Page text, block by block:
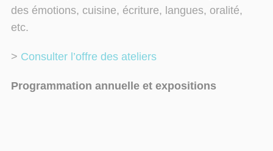
des émotions, cuisine, écriture, langues, oralité,
etc.
> Consulter l’offre des ateliers
Programmation annuelle et expositions